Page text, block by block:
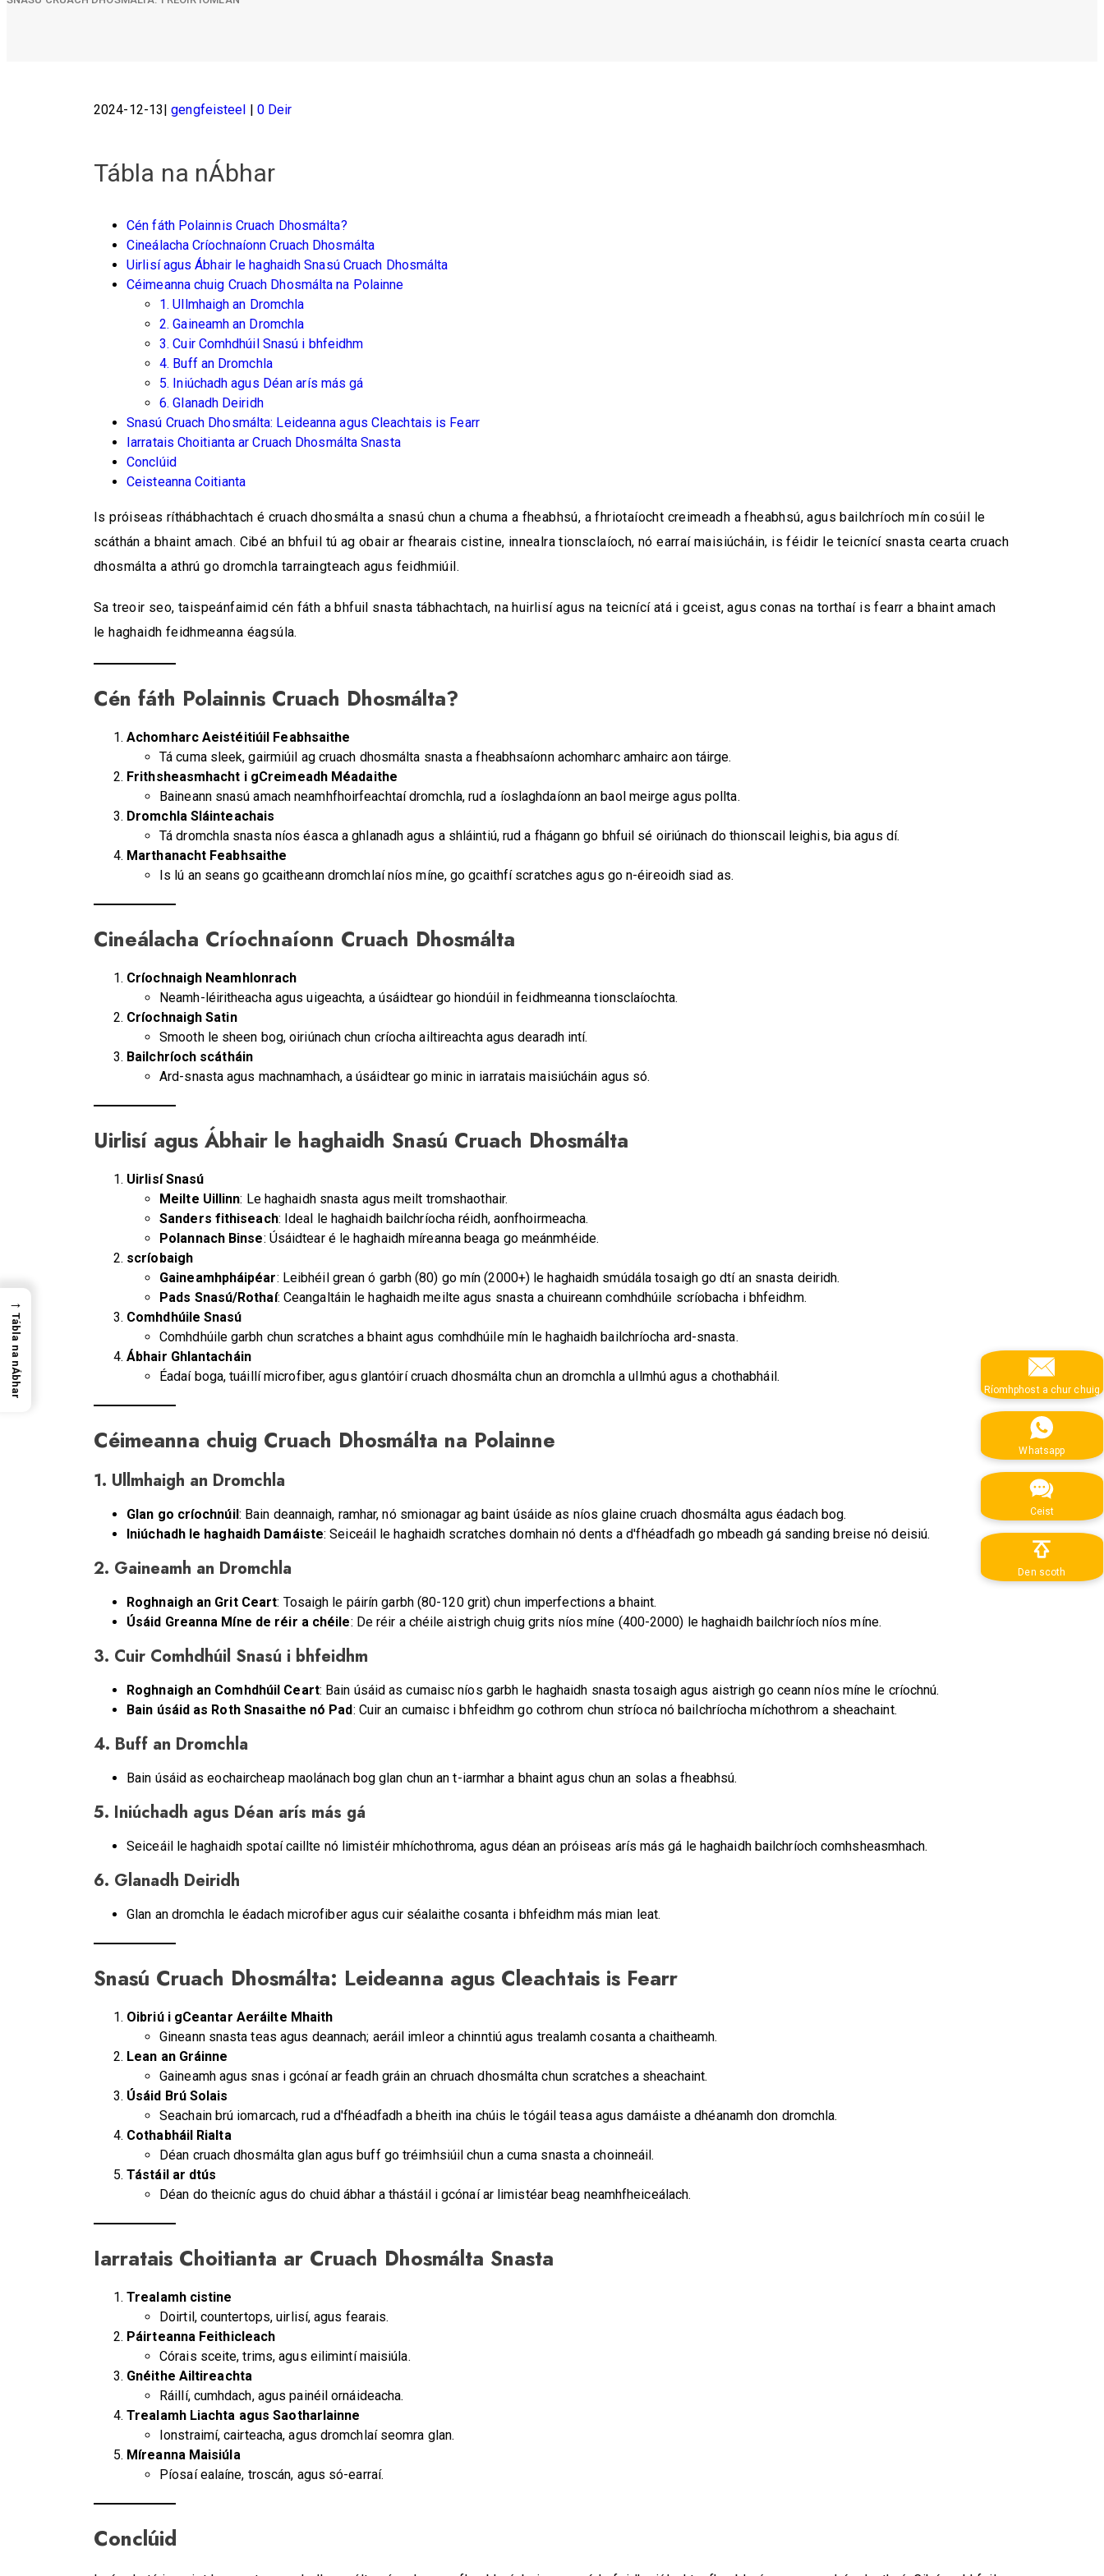
2024-12-13 gengfeisteel 0 Deir
Tábla na nÁbhar
Cén fáth Polainnis Cruach Dhosmálta?
Cineálacha Críochnaíonn Cruach Dhosmálta
Uirlisí agus Ábhair le haghaidh Snasú Cruach Dhosmálta
Céimeanna chuig Cruach Dhosmálta na Polainne
1. Ullmhaigh an Dromchla
2. Gaineamh an Dromchla
3. Cuir Comhdhúil Snasú i bhfeidhm
4. Buff an Dromchla
5. Iniúchadh agus Déan arís más gá
6. Glanadh Deiridh
Snasú Cruach Dhosmálta: Leideanna agus Cleachtais is Fearr
Iarratais Choitianta ar Cruach Dhosmálta Snasta
Conclúid
Ceisteanna Coitianta
Is próiseas ríthábhachtach é cruach dhosmálta a snasú chun a chuma a fheabhsú, a fhriotaíocht creimeadh a fheabhsú, agus bailchríoch mín cosúil le
scáthán a bhaint amach. Cibé an bhfuil tú ag obair ar fhearais cistine, innealra tionsclaíoch, nó earraí maisiúcháin, is féidir le teicnící snasta cearta cruach
dhosmálta a athrú go dromchla tarraingteach agus feidhmiúil.
Sa treoir seo, taispeánfaimid cén fáth a bhfuil snasta tábhachtach, na huirlisí agus na teicnící atá i gceist, agus conas na torthaí is fearr a bhaint amach
le haghaidh feidhmeanna éagsúla.
Cén fáth Polainnis Cruach Dhosmálta?
Achomharc Aeistéitiúil Feabhsaithe
Tá cuma sleek, gairmiúil ag cruach dhosmálta snasta a fheabhsaíonn achomharc amhairc aon táirge.
Frithsheasmhacht i gCreimeadh Méadaithe
Baineann snasú amach neamhfhoirfeachtaí dromchla, rud a íoslaghdaíonn an baol meirge agus pollta.
Dromchla Sláinteachais
Tá dromchla snasta níos éasca a ghlanadh agus a shláintiú, rud a fhágann go bhfuil sé oiriúnach do thionscail leighis, bia agus dí.
Marthanacht Feabhsaithe
Is lú an seans go gcaitheann dromchlaí níos míne, go gcaithfí scratches agus go n-éireoidh siad as.
Cineálacha Críochnaíonn Cruach Dhosmálta
Críochnaigh Neamhlonrach
Neamh-léiritheacha agus uigeachta, a úsáidtear go hiondúil in feidhmeanna tionsclaíochta.
Críochnaigh Satin
Smooth le sheen bog, oiriúnach chun críocha ailtireachta agus dearadh intí.
Bailchríoch scátháin
Ard-snasta agus machnamhach, a úsáidtear go minic in iarratais maisiúcháin agus só.
Uirlisí agus Ábhair le haghaidh Snasú Cruach Dhosmálta
Uirlisí Snasú
Meilte Uillinn: Le haghaidh snasta agus meilt tromshaothair.
Sanders fithiseach: Ideal le haghaidh bailchríocha réidh, aonfhoirmeacha.
Polannach Binse: Úsáidtear é le haghaidh míreanna beaga go meánmhéide.
scríobaigh
Gaineamhpháipéar: Leibhéil grean ó garbh (80) go mín (2000+) le haghaidh smúdála tosaigh go dtí an snasta deiridh.
Pads Snasú/Rothaí: Ceangaltáin le haghaidh meilte agus snasta a chuireann comhdhúile scríobacha i bhfeidhm.
Comhdhúile Snasú
Comhdhúile garbh chun scratches a bhaint agus comhdhúile mín le haghaidh bailchríocha ard-snasta.
Ábhair Ghlantacháin
Éadaí boga, tuáillí microfiber, agus glantóirí cruach dhosmálta chun an dromchla a ullmhú agus a chothabháil.
Céimeanna chuig Cruach Dhosmálta na Polainne
1. Ullmhaigh an Dromchla
Glan go críochnúil: Bain deannaigh, ramhar, nó smionagar ag baint úsáide as níos glaine cruach dhosmálta agus éadach bog.
Iniúchadh le haghaidh Damáiste: Seiceáil le haghaidh scratches domhain nó dents a d'fhéadfadh go mbeadh gá sanding breise nó deisiú.
2. Gaineamh an Dromchla
Roghnaigh an Grit Ceart: Tosaigh le páirín garbh (80-120 grit) chun imperfections a bhaint.
Úsáid Greanna Míne de réir a chéile: De réir a chéile aistrigh chuig grits níos míne (400-2000) le haghaidh bailchríoch níos míne.
3. Cuir Comhdhúil Snasú i bhfeidhm
Roghnaigh an Comhdhúil Ceart: Bain úsáid as cumaisc níos garbh le haghaidh snasta tosaigh agus aistrigh go ceann níos míne le críochnú.
Bain úsáid as Roth Snasaithe nó Pad: Cuir an cumaisc i bhfeidhm go cothrom chun stríoca nó bailchríocha míchothrom a sheachaint.
4. Buff an Dromchla
Bain úsáid as eochaircheap maolánach bog glan chun an t-iarmhar a bhaint agus chun an solas a fheabhsú.
5. Iniúchadh agus Déan arís más gá
Seiceáil le haghaidh spotaí caillte nó limistéir mhíchothroma, agus déan an próiseas arís más gá le haghaidh bailchríoch comhsheasmhach.
6. Glanadh Deiridh
Glan an dromchla le éadach microfiber agus cuir séalaithe cosanta i bhfeidhm más mian leat.
Snasú Cruach Dhosmálta: Leideanna agus Cleachtais is Fearr
Oibriú i gCeantar Aeráilte Mhaith
Gineann snasta teas agus deannach; aeráil imleor a chinntiú agus trealamh cosanta a chaitheamh.
Lean an Gráinne
Gaineamh agus snas i gcónaí ar feadh gráin an chruach dhosmálta chun scratches a sheachaint.
Úsáid Brú Solais
Seachain brú iomarcach, rud a d'fhéadfadh a bheith ina chúis le tógáil teasa agus damáiste a dhéanamh don dromchla.
Cothabháil Rialta
Déan cruach dhosmálta glan agus buff go tréimhsiúil chun a cuma snasta a choinneáil.
Tástáil ar dtús
Déan do theicníc agus do chuid ábhar a thástáil i gcónaí ar limistéar beag neamhfheiceálach.
Iarratais Choitianta ar Cruach Dhosmálta Snasta
Trealamh cistine
Doirtil, countertops, uirlisí, agus fearais.
Páirteanna Feithicleach
Córais sceite, trims, agus eilimintí maisiúla.
Gnéithe Ailtireachta
Ráillí, cumhdach, agus painéil ornáideacha.
Trealamh Liachta agus Saotharlainne
Ionstraimí, cairteacha, agus dromchlaí seomra glan.
Míreanna Maisiúla
Píosaí ealaíne, troscán, agus só-earraí.
Conclúid
Ríomhphost a chur chuig
Whatsapp
Ceist
Den scoth
→
Tábla na nÁbhar